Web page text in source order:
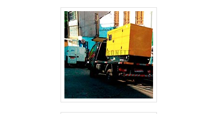
ALUGUEL DE GERADOR DE ENERGIA ELÉTRICA
ALUGUEL DE GERADOR DE ENERGIA DE PEQUENO PORTE
ALUGUEL DE GERADOR DE ENERGIA CAMPINAS
ALUGUEL DE GERADOR DE ENERGIA A DIESEL
ALUGUEL DE GERADOR DE ENERGIA A DIESEL SÃO PAULO
ALUGUEL DE GERADOR DE EMERGÊNCIA
ALUGUEL DE GERADOR DE EMERGÊNCIA GUARULHOS